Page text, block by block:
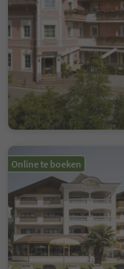
Online te boeken